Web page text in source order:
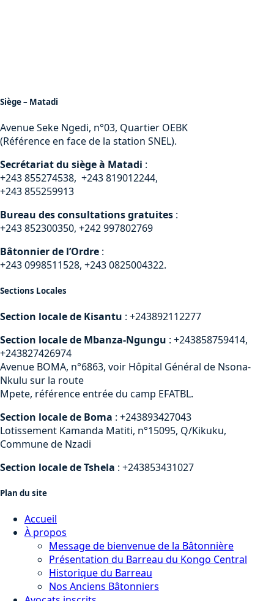
Siège – Matadi
Avenue Seke Ngedi, n°03, Quartier OEBK
(Référence en face de la station SNEL).
Secrétariat du siège à Matadi :
+243 855274538, +243 819012244,
+243 855259913
Bureau des consultations gratuites :
+243 852300350, +242 997802769
Bâtonnier de l’Ordre :
+243 0998511528, +243 0825004322.
Sections Locales
Section locale de Kisantu : +243892112277
Section locale de Mbanza-Ngungu : +243858759414,
+243827426974
Avenue BOMA, n°6863, voir Hôpital Général de Nsona-
Nkulu sur la route
Mpete, référence entrée du camp EFATBL.
Section locale de Boma : +243893427043
Lotissement Kamanda Matiti, n°15095, Q/Kikuku,
Commune de Nzadi
Section locale de Tshela : +243853431027
Plan du site
Accueil
À propos
Message de bienvenue de la Bâtonnière
Présentation du Barreau du Kongo Central
Historique du Barreau
Nos Anciens Bâtonniers